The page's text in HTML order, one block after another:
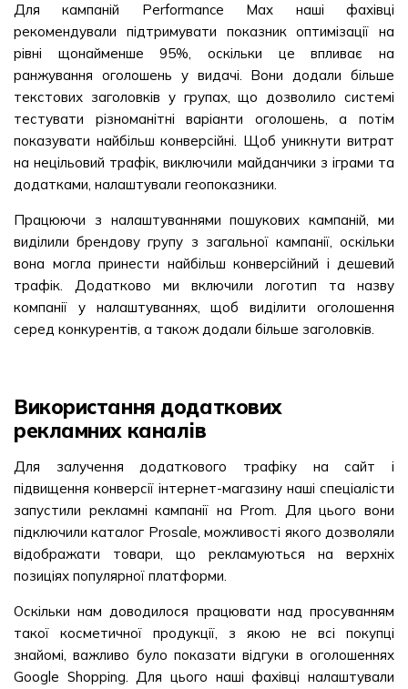
Для кампаній Performance Max наші фахівці
рекомендували підтримувати показник оптимізації на
рівні щонайменше 95%, оскільки це впливає на
ранжування оголошень у видачі. Вони додали більше
текстових заголовків у групах, що дозволило системі
тестувати різноманітні варіанти оголошень, а потім
показувати найбільш конверсійні. Щоб уникнути витрат
на нецільовий трафік, виключили майданчики з іграми та
додатками, налаштували геопоказники.
Працюючи з налаштуваннями пошукових кампаній, ми
виділили брендову групу з загальної кампанії, оскільки
вона могла принести найбільш конверсійний і дешевий
трафік. Додатково ми включили логотип та назву
компанії у налаштуваннях, щоб виділити оголошення
серед конкурентів, а також додали більше заголовків.
Використання додаткових
рекламних каналів
Для залучення додаткового трафіку на сайт і
підвищення конверсії інтернет-магазину наші спеціалісти
запустили рекламні кампанії на Prom. Для цього вони
підключили каталог Prosale, можливості якого дозволяли
відображати товари, що рекламуються на верхніх
позиціях популярної платформи.
Оскільки нам доводилося працювати над просуванням
такої косметичної продукції, з якою не всі покупці
знайомі, важливо було показати відгуки в оголошеннях
Google Shopping. Для цього наші фахівці налаштували